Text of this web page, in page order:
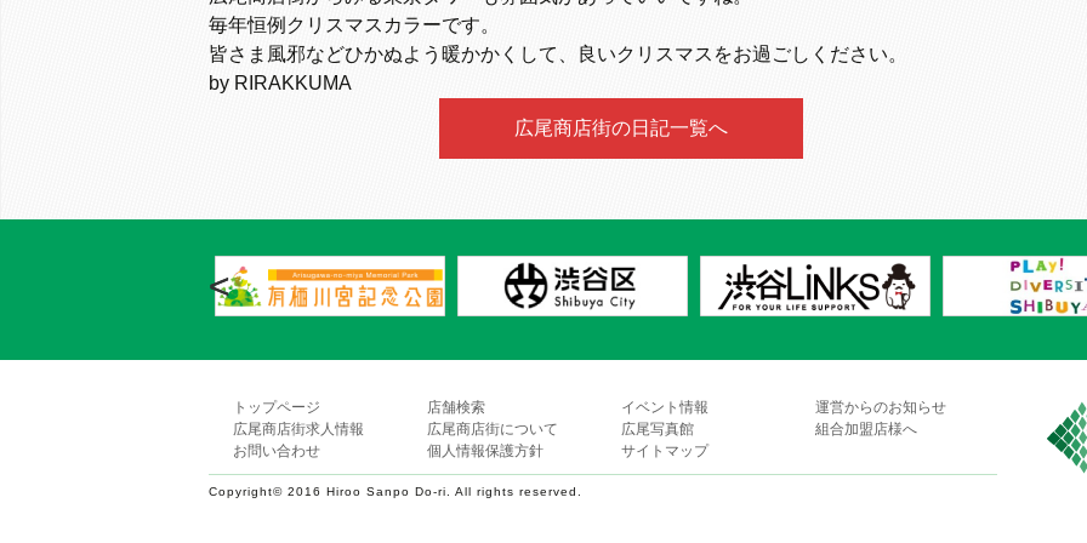
毎年恒例クリスマスカラーです。
皆さま風邪などひかぬよう暖かかくして、良いクリスマスをお過ごしください。
by RIRAKKUMA
広尾商店街の日記一覧へ
<
トップページ 店舗検索 イベント情報
運営からのお知らせ
広尾商店街求人情報
広尾商店街について 広尾写真館
組合加盟店様へ
お問い合わせ
個人情報保護方針 サイトマップ
Copyright© 2016 Hiroo Sanpo Do-ri. All rights reserved.